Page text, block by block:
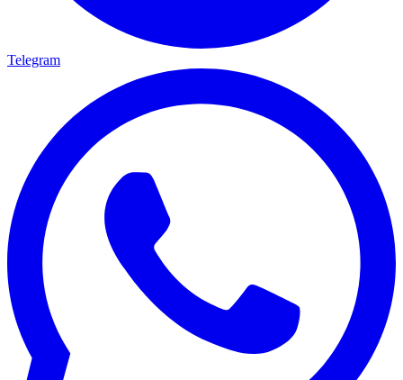
Telegram